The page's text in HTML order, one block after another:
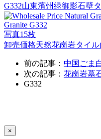
G332山東濱州緑御影石壁
写真15枚
卸売価格天然花崗岩タイ
前の記事： 中国ごま
次の記事： 花崗岩墓
G332
×